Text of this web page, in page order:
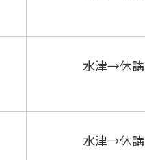
水津→休講
水津→休講